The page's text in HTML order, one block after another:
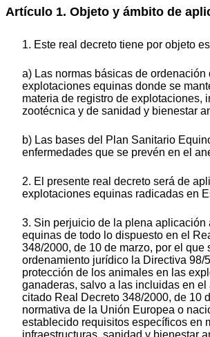
Artículo 1. Objeto y ámbito de
1. Este real decreto tiene por objeto
a) Las normas básicas de ordenación
explotaciones equinas donde se
materia de registro de explotaciones,
zootécnica y de sanidad y bienestar
b) Las bases del Plan Sanitario
enfermedades que se prevén en el
2. El presente real decreto será de
explotaciones equinas radicadas en
3. Sin perjuicio de la plena aplicación
equinas de todo lo dispuesto en el
348/2000, de 10 de marzo, por el que
ordenamiento jurídico la Directiva 98/
protección de los animales en las
ganaderas, salvo a las incluidas en el
citado Real Decreto 348/2000, de 10
normativa de la Unión Europea o
establecido requisitos específicos en
infraestructuras, sanidad y bienestar